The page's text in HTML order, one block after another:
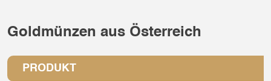
Goldmünzen aus Österreich
PRODUKT